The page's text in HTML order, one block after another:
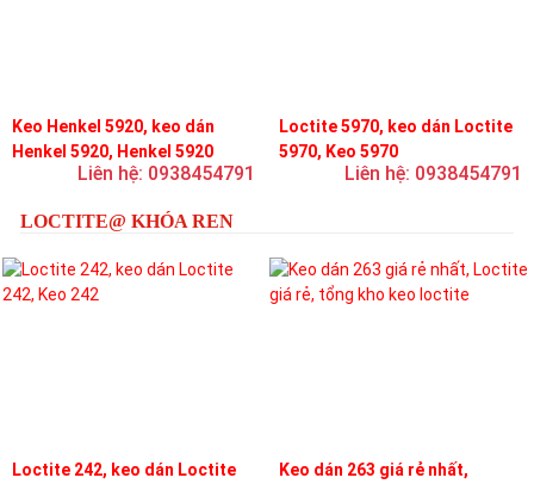
Keo Henkel 5920, keo dán
Henkel 5920, Henkel 5920
Liên hệ: 0938454791
Loctite 5970, keo dán Loctite
5970, Keo 5970
Liên hệ: 0938454791
LOCTITE@ KHÓA REN
Loctite 242, keo dán Loctite
Keo dán 263 giá rẻ nhất,